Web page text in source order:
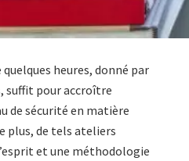
heures, donné par
suffit pour accroître
de sécurité en matière
plus, de tels ateliers
et une méthodologie